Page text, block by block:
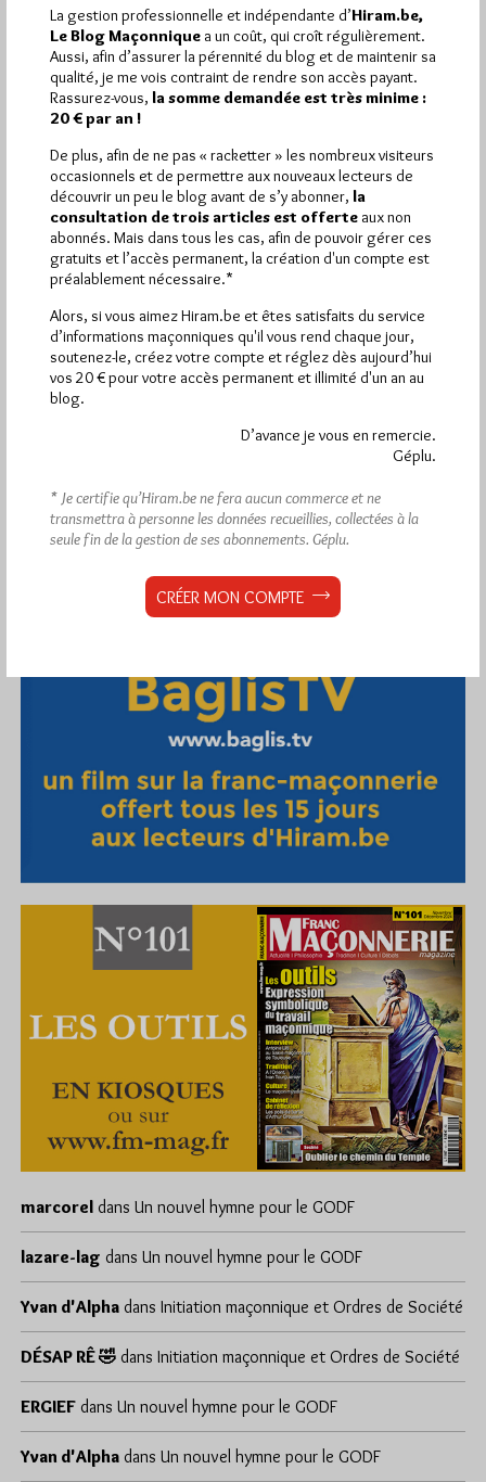
visiteset 2 502 pages ont été lues (Source :
Pirsch.io)
Plus d’informations
Abonnement aux Newsletters - RSS
marcorel dans Un nouvel hymne pour le GODF
lazare-lag dans Un nouvel hymne pour le GODF
Yvan d'Alpha dans Initiation maçonnique et Ordres de Société
DÉSAP RÊ 🤣 dans Initiation maçonnique et Ordres de Société
ERGIEF dans Un nouvel hymne pour le GODF
Yvan d'Alpha dans Un nouvel hymne pour le GODF
La gestion professionnelle et indépendante d’Hiram.be,
Le Blog Maçonnique a un coût, qui croît régulièrement.
Aussi, afin d’assurer la pérennité du blog et de maintenir sa
qualité, je me vois contraint de rendre son accès payant.
Rassurez-vous, la somme demandée est très minime :
20 € par an !
De plus, afin de ne pas « racketter » les nombreux visiteurs
occasionnels et de permettre aux nouveaux lecteurs de
découvrir un peu le blog avant de s’y abonner, la
consultation de trois articles est offerte aux non
abonnés. Mais dans tous les cas, afin de pouvoir gérer ces
gratuits et l’accès permanent, la création d'un compte est
préalablement nécessaire.*
Alors, si vous aimez Hiram.be et êtes satisfaits du service
d’informations maçonniques qu'il vous rend chaque jour,
soutenez-le, créez votre compte et réglez dès aujourd’hui
vos 20 € pour votre accès permanent et illimité d'un an au
blog.
D’avance je vous en remercie.
Géplu.
* Je certifie qu’Hiram.be ne fera aucun commerce et ne
transmettra à personne les données recueillies, collectées à la
seule fin de la gestion de ses abonnements. Géplu.
CRÉER MON COMPTE